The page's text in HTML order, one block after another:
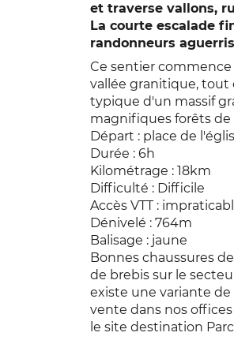
et traverse vallons,
La courte escalade
randonneurs
Ce sentier commence
vallée granitique, tout
typique d'un massif
magnifiques forêts de
Départ : place de
Durée : 6h
Kilométrage : 18km
Difficulté : Difficile
Accès VTT :
Dénivelé : 764m
Balisage : jaune
Bonnes chaussures
de brebis sur le
existe une variante
vente dans nos
le site destination